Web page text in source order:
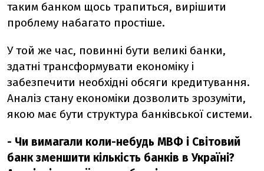
таким банком щось трапиться, вирішити
проблему набагато простіше.
У той же час, повинні бути великі банки,
здатні трансформувати економіку і
забезпечити необхідні обсяги кредитування.
Аналіз стану економіки дозволить зрозуміти,
якою має бути структура банківської системи.
- Чи вимагали коли-небудь МВФ і Світовий
банк зменшити кількість банків в Україні?